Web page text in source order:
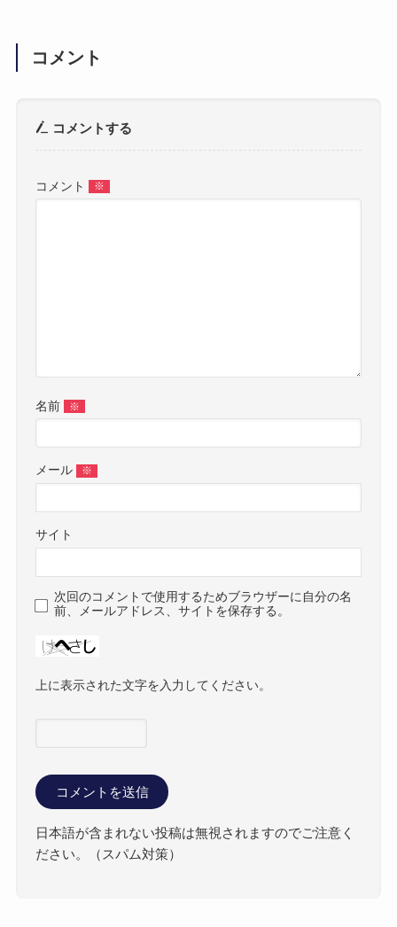
コメント
コメントする
コメント ※
名前 ※
メール ※
サイト
次回のコメントで使用するためブラウザーに自分の名
前、メールアドレス、サイトを保存する。
上に表示された文字を入力してください。
日本語が含まれない投稿は無視されますのでご注意く
ださい。（スパム対策）